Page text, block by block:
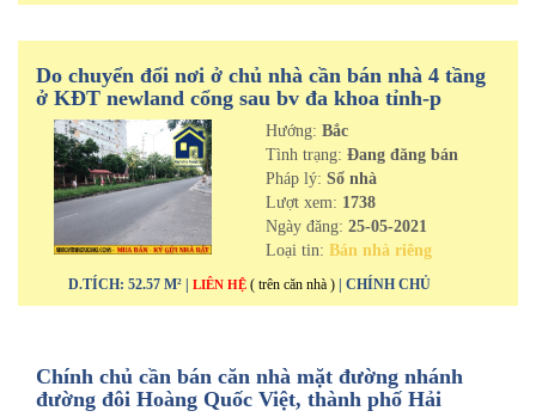
Do chuyển đổi nơi ở chủ nhà cần bán nhà 4 tầng
ở KĐT newland cổng sau bv đa khoa tỉnh-p
Thanh Bình-tp Hải DươngHướng: Bắc
Tình trạng: Đang đăng bán
Pháp lý: Sổ nhà
Lượt xem: 1738
Ngày đăng: 25-05-2021
Loại tin: Bán nhà riêng
D.TÍCH: 52.57 M² | LIÊN HỆ ( trên căn nhà ) | CHÍNH CHỦ
Chính chủ cần bán căn nhà mặt đường nhánh
đường đôi Hoàng Quốc Việt, thành phố Hải